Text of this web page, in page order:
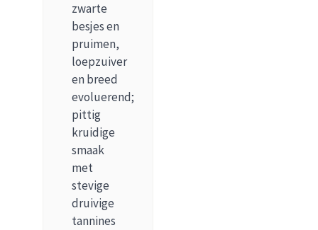
zwarte
besjes en
pruimen,
loepzuiver
en breed
evoluerend;
pittig
kruidige
smaak
met
stevige
druivige
tannines